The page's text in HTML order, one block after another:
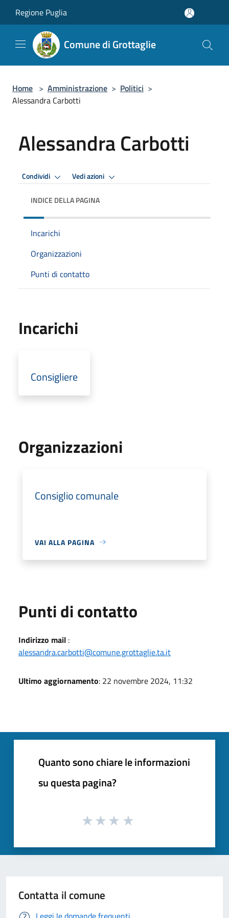
Regione Puglia
Comune di Grottaglie
Home > Amministrazione > Politici >
Alessandra Carbotti
Alessandra Carbotti
Condividi Vedi azioni
INDICE DELLA PAGINA
Incarichi
Organizzazioni
Punti di contatto
Incarichi
Consigliere
Organizzazioni
Consiglio comunale
VAI ALLA PAGINA
Punti di contatto
Indirizzo mail :
alessandra.carbotti@comune.grottaglie.ta.it
Ultimo aggiornamento: 22 novembre 2024, 11:32
Quanto sono chiare le informazioni
su questa pagina?
Contatta il comune